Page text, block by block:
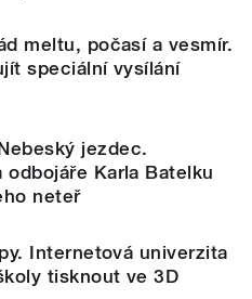
meltu, počasí a vesmír.
speciální vysílání
jezdec.
odbojáře Karla Batelku
neteř
Internetová univerzita
tisknout ve 3D